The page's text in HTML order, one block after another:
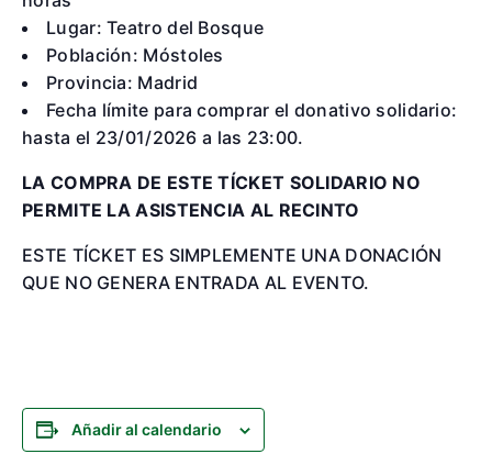
Lugar:Teatro del Bosque
Población: Móstoles
Provincia: Madrid
Fecha límite para comprar el donativo solidario:
hasta el 23/01/2026 a las 23:00.
LA COMPRA DE ESTE TÍCKET SOLIDARIO NO
PERMITE LA ASISTENCIA AL RECINTO
ESTE TÍCKET ES SIMPLEMENTE UNA DONACIÓN
QUE NO GENERA ENTRADA AL EVENTO.
Añadir al calendario